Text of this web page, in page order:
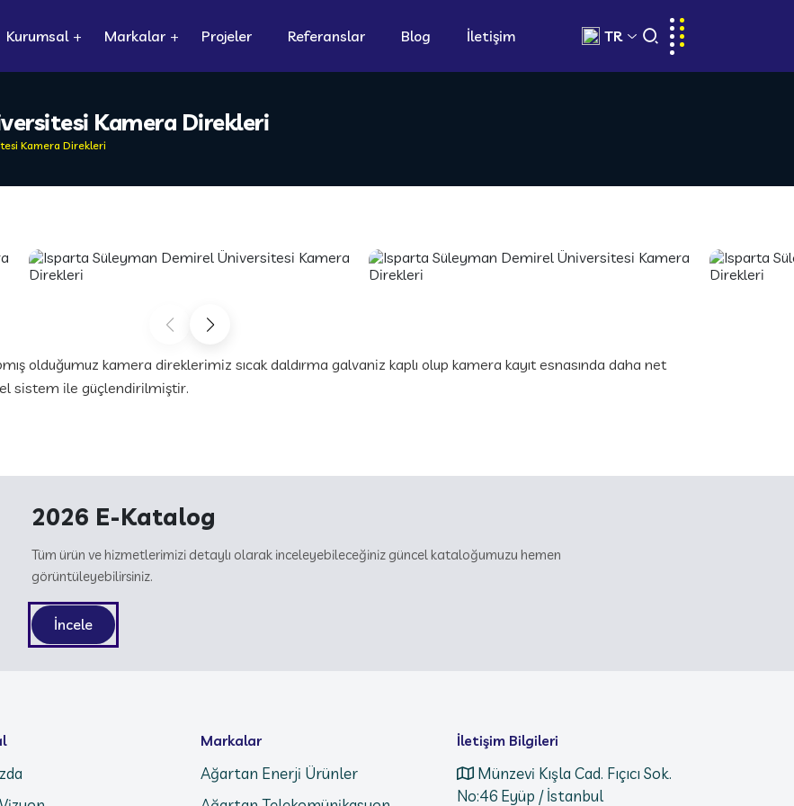
Kurumsal Markalar Projeler Referanslar Blog İletişim TR
Kamera Direkleri
Kamera Direkleri
olduğumuz kamera direklerimiz sıcak daldırma galvaniz kaplı olup kamera kayıt esnasında daha net
sistem ile güçlendirilmiştir.
2026 E-Katalog
Tüm ürün ve hizmetlerimizi detaylı olarak inceleyebileceğiniz güncel kataloğumuzu hemen
görüntüleyebilirsiniz.
İncele
Markalar
Ağartan Enerji Ürünler
İletişim Bilgileri
Münzevi Kışla Cad. Fıçıcı Sok.
No:46 Eyüp / İstanbul